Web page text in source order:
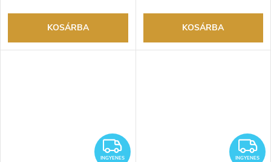
KOSÁRBA KOSÁRBA
INGYENES
INGYENES INGYENES